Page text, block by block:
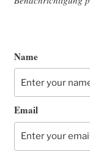
Name
Email